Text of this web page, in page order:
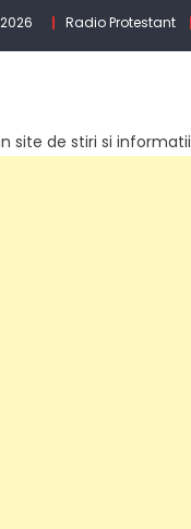
Radio Protestant
site de stiri si informatii